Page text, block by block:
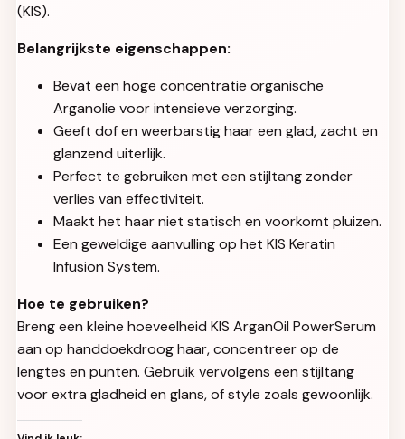
(KIS).
Belangrijkste eigenschappen:
Bevat een hoge concentratie organische
Arganolie voor intensieve verzorging.
Geeft dof en weerbarstig haar een glad, zacht en
glanzend uiterlijk.
Perfect te gebruiken met een stijltang zonder
verlies van effectiviteit.
Maakt het haar niet statisch en voorkomt pluizen.
Een geweldige aanvulling op het KIS Keratin
Infusion System.
Hoe te gebruiken?
Breng een kleine hoeveelheid KIS ArganOil PowerSerum
aan op handdoekdroog haar, concentreer op de
lengtes en punten. Gebruik vervolgens een stijltang
voor extra gladheid en glans, of style zoals gewoonlijk.